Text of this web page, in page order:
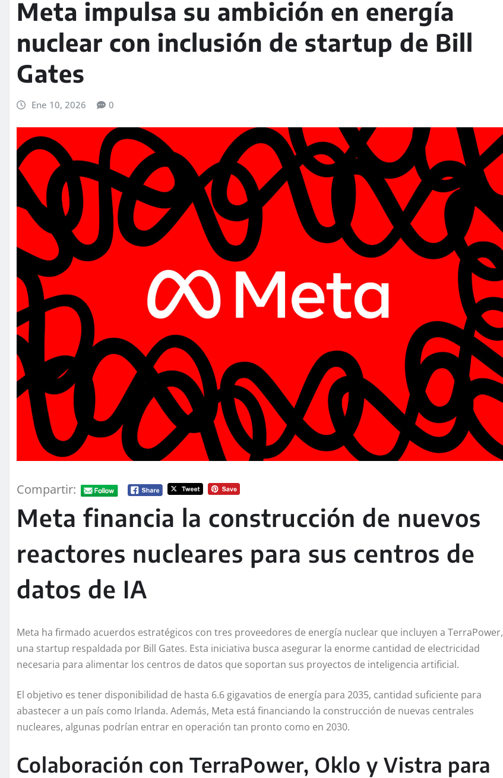
Meta impulsa su ambición en energía
nuclear con inclusión de startup de Bill
Gates
Ene 10, 2026 0
Compartir:
Meta financia la construcción de nuevos
reactores nucleares para sus centros de
datos de IA
Meta ha firmado acuerdos estratégicos con tres proveedores de energía nuclear que incluyen a TerraPower,
una startup respaldada por Bill Gates. Esta iniciativa busca asegurar la enorme cantidad de electricidad
necesaria para alimentar los centros de datos que soportan sus proyectos de inteligencia artificial.
El objetivo es tener disponibilidad de hasta 6.6 gigavatios de energía para 2035, cantidad suficiente para
abastecer a un país como Irlanda. Además, Meta está financiando la construcción de nuevas centrales
nucleares, algunas podrían entrar en operación tan pronto como en 2030.
Colaboración con TerraPower, Oklo y Vistra para